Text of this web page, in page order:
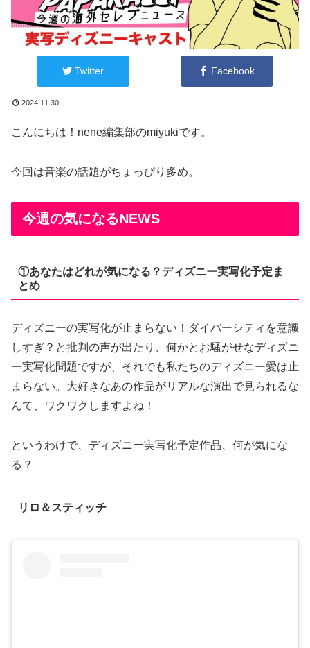
Twitter Facebook
2024.11.30
こんにちは！nene編集部のmiyukiです。
今回は音楽の話題がちょっぴり多め。
今週の気になるNEWS
①あなたはどれが気になる？ディズニー実写化予定ま
とめ
ディズニーの実写化が止まらない！ダイバーシティを意識
しすぎ？と批判の声が出たり、何かとお騒がせなディズニ
ー実写化問題ですが、それでも私たちのディズニー愛は止
まらない。大好きなあの作品がリアルな演出で見られるな
んて、ワクワクしますよね！
というわけで、ディズニー実写化予定作品、何が気にな
る？
リロ＆スティッチ